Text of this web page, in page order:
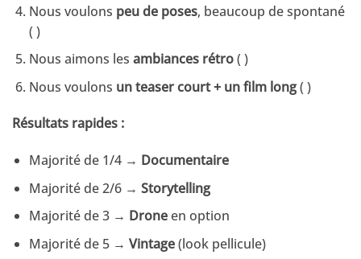
Nous voulons peu de poses, beaucoup de spontané
( )
Nous aimons les ambiances rétro( )
Nous voulons un teaser court + un film long( )
Résultats rapides :
Majorité de 1/4 → Documentaire
Majorité de 2/6 → Storytelling
Majorité de 3 → Droneen option
Majorité de 5 → Vintage(look pellicule)